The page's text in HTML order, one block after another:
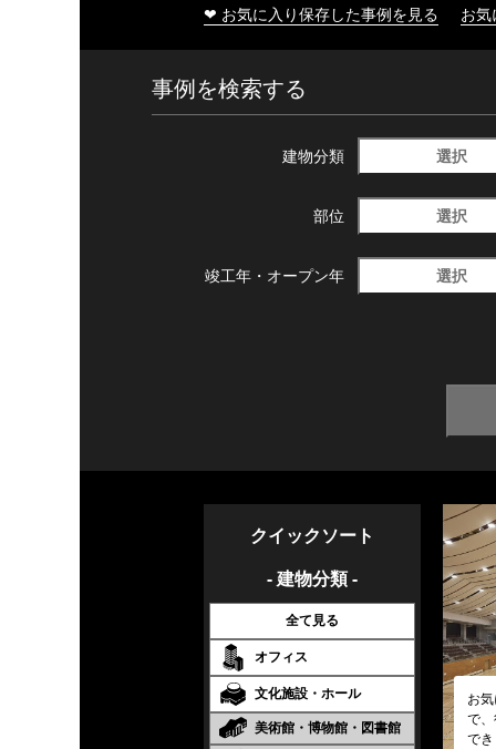
❤ お気に入り保存した事例を見る お
事例を検索する
建物分類 選択
部位 選択
竣工年・ オープン年 選択
クイックソート
- 建物分類 -
全て見る
オフィス
文化施設・ホール
美術館・博物館・図書館
お
で
で